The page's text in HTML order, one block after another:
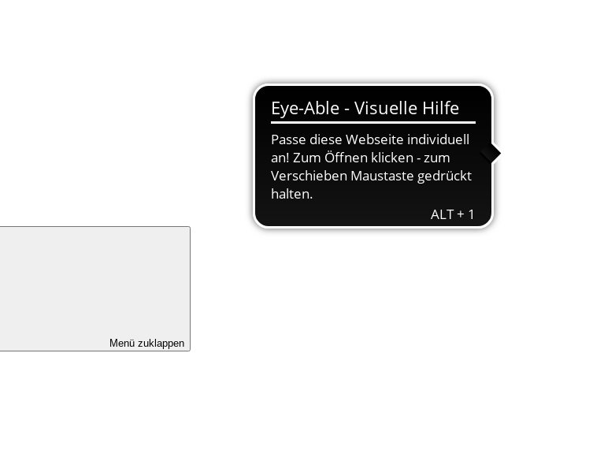
Menü zuklappen